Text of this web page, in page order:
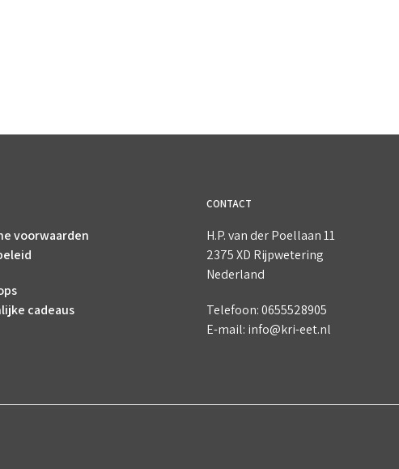
voorwaarden
cadeaus
CONTACT
H.P. van der Poellaan 11
2375 XD Rijpwetering
Nederland
Telefoon: 0655528905
E-mail: info@kri-eet.nl